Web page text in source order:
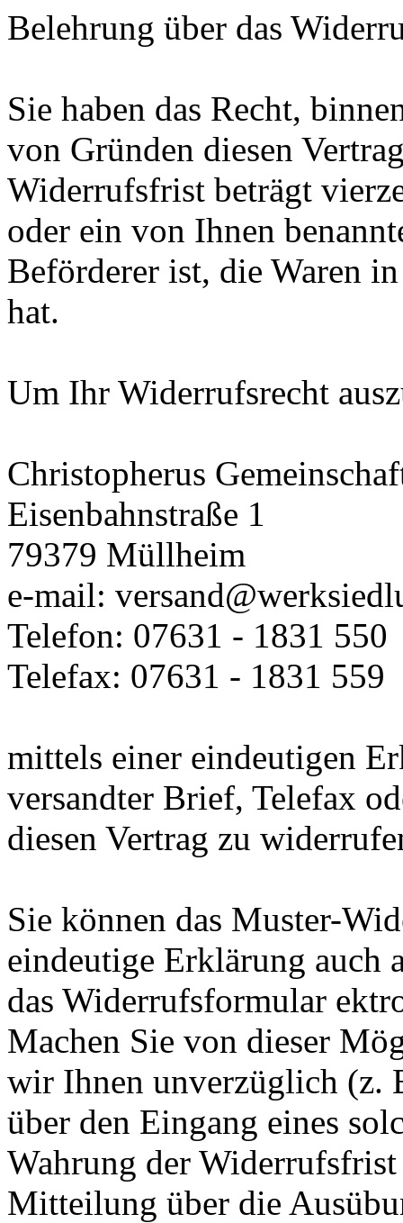
Belehrung über das
Sie haben das Recht,
von Gründen diesen
Widerrufsfrist beträgt
oder ein von Ihnen
Beförderer ist, die Waren
hat.
Um Ihr Widerrufsrecht
Christopherus
Eisenbahnstraße 1
79379 Müllheim
e-mail:
Telefon: 07631 - 1831 550
Telefax: 07631 - 1831 559
mittels einer eindeutigen
versandter Brief, Telefax
diesen Vertrag zu
Sie können das Muster-
eindeutige Erklärung auch
das Widerrufsformular
Machen Sie von dieser
wir Ihnen unverzüglich (z.
über den Eingang eines
Wahrung der Widerrufsfrist
Mitteilung über die